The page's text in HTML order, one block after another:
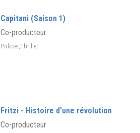
Capitani (Saison 1)
Co-producteur
Policier,Thriller
Fritzi - Histoire d'une révolution
Co-producteur